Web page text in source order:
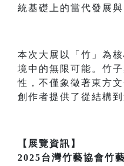
統基礎上的當代發展與
本次大展以「竹」為
境中的無限可能。竹
性，不僅象徵著東方
創作者提供了從結構
【展覽資訊】
2025台灣竹藝協會竹